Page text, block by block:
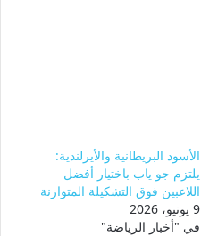
الأسود البريطانية والأيرلندية:
يلتزم جو ياب باختيار أفضل
اللاعبين فوق التشكيلة المتوازنة
9 يونيو، 2026
في "أخبار الرياضة"